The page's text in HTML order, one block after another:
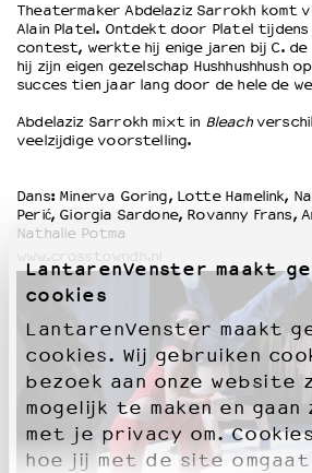
LantarenVenster maakt
cookies
LantarenVenster maakt
cookies. Wij gebruiken
bezoek aan onze website
mogelijk te maken en
met je privacy om.
hoe jij met de site
Integriteits- en gedragscode
Duurzaamheid
Culturele boycot Israël
Ruimte voor artistieke vrijheid – VNPF
Theatermaker Abdelaziz Sarrokh
Alain Platel. Ontdekt door Platel tijdens
contest, werkte hij enige jaren bij C.
hij zijn eigen gezelschap Hushhushhush
succes tien jaar lang door de hele de
Abdelaziz Sarrokh mixt in Bleach
veelzijdige voorstelling.
Dans: Minerva Goring, Lotte Hamelink,
Perić, Giorgia Sardone, Rovanny Frans,
Nathalie Potma
www.crosstowndh.nl